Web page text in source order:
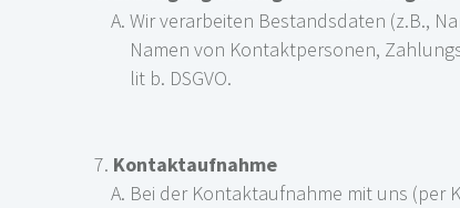
Wir verarbeiten Bestandsdaten (z.B.,
Namen von Kontaktpersonen,
lit b. DSGVO.
Kontaktaufnahme
Bei der Kontaktaufnahme mit uns (per